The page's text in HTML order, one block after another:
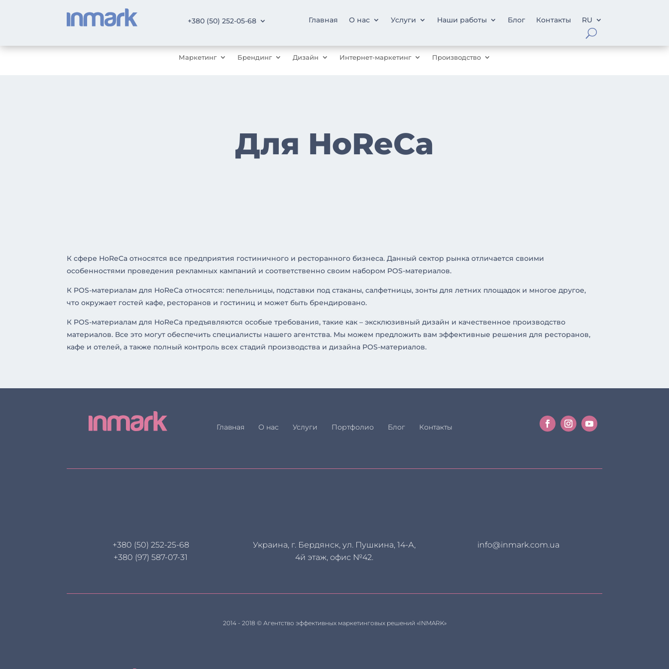
+380 (50) 252-05-68 Главная О нас Услуги Наши работы Блог Контакты RU
Маркетинг Брендинг Дизайн Интернет-маркетинг Производство
Для HoReCa
К сфере HoReCa относятся все предприятия гостиничного и ресторанного бизнеса. Данный сектор рынка отличается своими
особенностями проведения рекламных кампаний и соответственно своим набором POS-материалов.
К POS-материалам для HoReCa относятся: пепельницы, подставки под стаканы, салфетницы, зонты для летних площадок и многое другое,
что окружает гостей кафе, ресторанов и гостиниц и может быть брендировано.
К POS-материалам для HoReCa предъявляются особые требования, такие как – эксклюзивный дизайн и качественное производство
материалов. Все это могут обеспечить специалисты нашего агентства. Мы можем предложить вам эффективные решения для ресторанов,
кафе и отелей, а также полный контроль всех стадий производства и дизайна POS-материалов.
Главная О нас Услуги Портфолио Блог Контакты
+380 (50) 252-25-68
+380 (97) 587-07-31
Украина, г. Бердянск, ул. Пушкина, 14-А,
4й этаж, офис №42.
info@inmark.com.ua
2014 - 2018 © Агентство эффективных маркетинговых решений «INMARK»